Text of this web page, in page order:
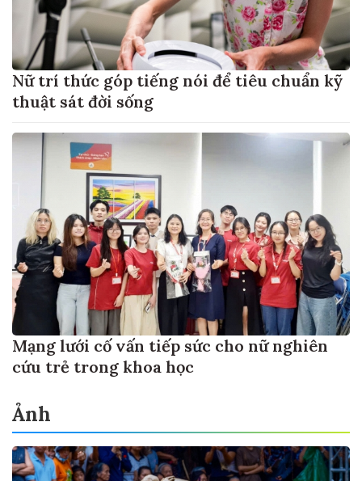
Nữ trí thức góp tiếng nói để tiêu chuẩn kỹ
thuật sát đời sống
Mạng lưới cố vấn tiếp sức cho nữ nghiên
cứu trẻ trong khoa học
Ảnh